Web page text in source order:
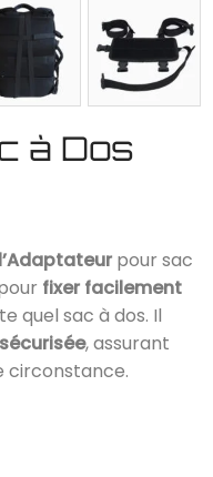
à Dos
l’Adaptateur pour sac
fixer facilement
quel sac à dos. Il
, assurant
circonstance.